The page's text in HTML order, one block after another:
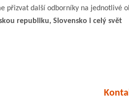
přizvat další odborníky na jednotlivé
republiku, Slovensko i celý svět